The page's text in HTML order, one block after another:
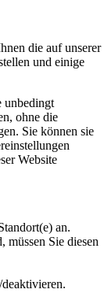
die auf unserer
und einige
unbedingt
ohne die
Sie können sie
Website
an.
müssen Sie diesen